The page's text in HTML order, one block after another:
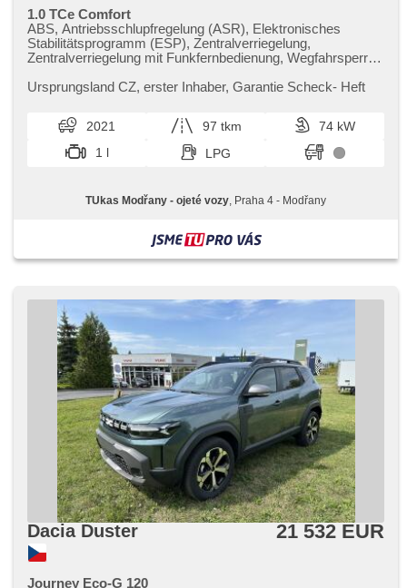
1.0 TCe Comfort
ABS, Antriebsschlupfregelung (ASR), Elektronisches
Stabilitätsprogramm (ESP), Zentralverriegelung,
Zentralverriegelung mit Funkfernbedienung, Wegfahrsperre,
beheizte Spiegel, Alufelgen, Tempomat,
hands free, Anhängerkupplung, Autoradio, 6x Airbag, El.
Seitenscheiben, Heckscheibenwischer, Außenthermometer,
Teilbare Rücksitzbank, Handgetriebe, täglich Leuchten,
Reifendrucksensor, Fahrkamera, Start-Stop System,
senzory zadní, Klimaautomatik, El. Vorderscheiben, digitální
jízdního režimu, höheneinstellbare Sitze, LED denní svícení,
parkovací senzory přední
Ursprungsland CZ,​ erster Inhaber,​ Garantie Scheck​- Heft
2021 97 tkm
74 kW
1 l
LPG
TUkas Modřany - ojeté vozy , Praha 4 - Modřany
Dacia Duster 21 532 EUR
Journey Eco-G 120